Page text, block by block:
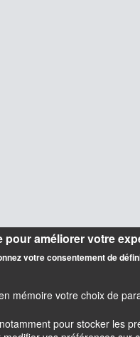
améliorer votre
votre consentement de
mémoire votre choix de
pour stocker les